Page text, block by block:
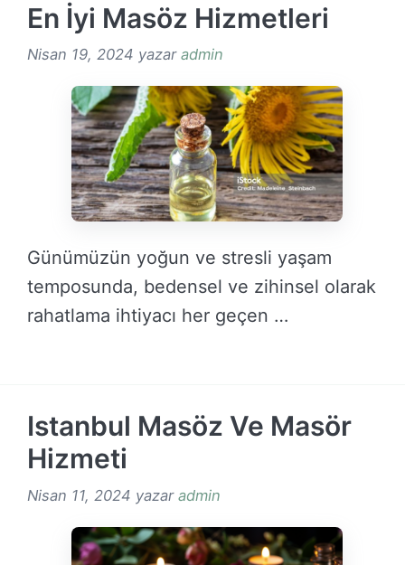
En İyi Masöz Hizmetleri
Nisan 19, 2024 yazar admin
Günümüzün yoğun ve stresli yaşam
temposunda, bedensel ve zihinsel olarak
rahatlama ihtiyacı her geçen …
Istanbul Masöz Ve Masör
Hizmeti
Nisan 11, 2024 yazar admin